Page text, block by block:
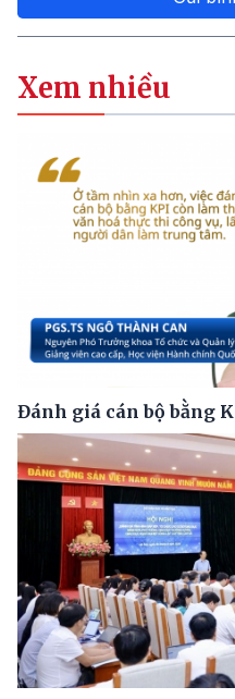
Xem nhiều
Đánh giá cán bộ bằng